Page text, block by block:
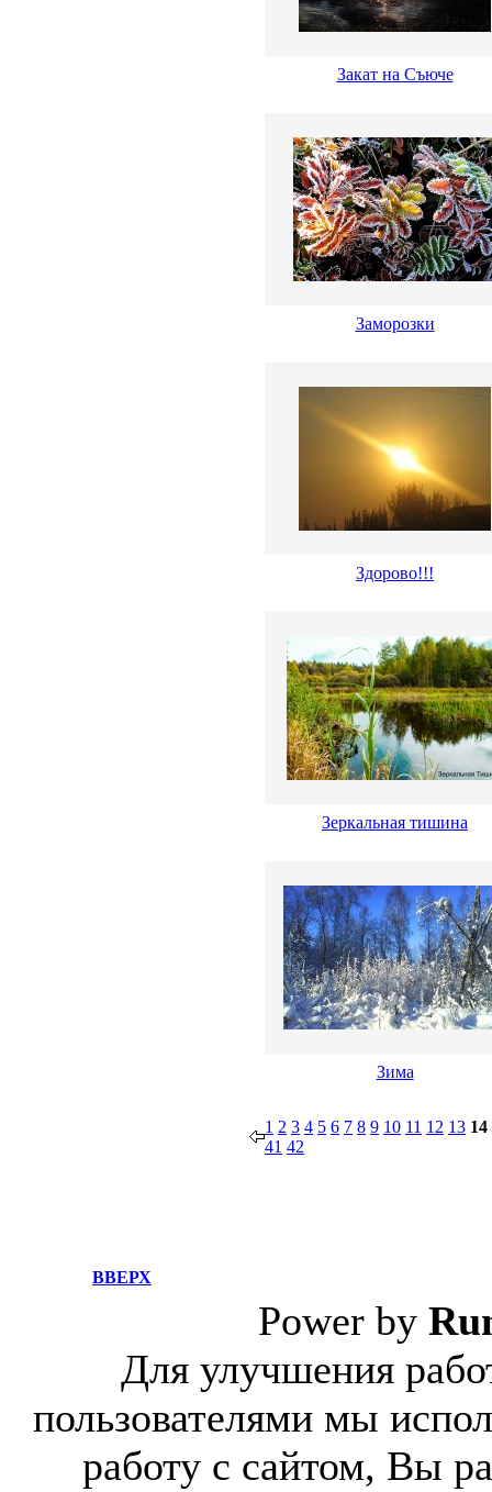
Закат на Съюче
Заморозки
Здорово!!!
Зеркальная тишина
Зима
1 2 3 4 5 6 7 8 9 10 11 12 13 14
41 42
ВВЕРХ
Power by
Для улучшения
пользователями мы
работу с сайтом, Вы